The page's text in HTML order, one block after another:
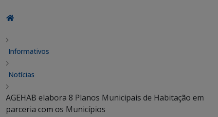
Informativos
Notícias
AGEHAB elabora 8 Planos Municipais de Habitação em
parceria com os Municípios